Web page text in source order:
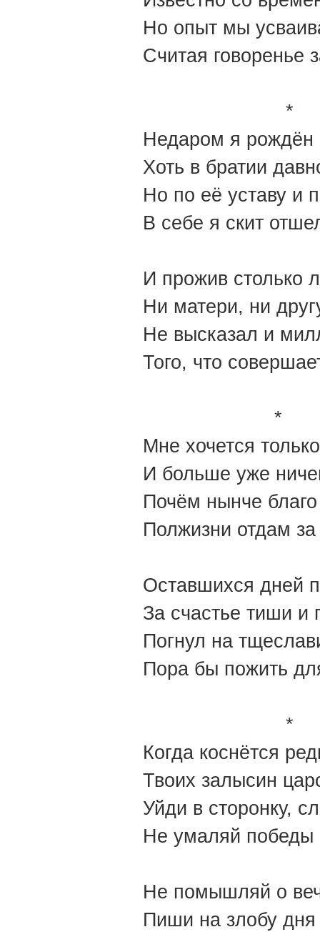
Но опыт мы
Считая говоренье
*
Недаром я рождён
Хоть в братии
Но по её уставу и
В себе я скит
И прожив столько
Ни матери, ни
Не высказал и
Того, что
*
Мне хочется
И больше уже
Почём нынче благо
Полжизни отдам за
Оставшихся дней
За счастье тиши и
Погнул на
Пора бы
*
Когда коснётся
Твоих залысин
Уйди в сторонку,
Не умаляй победы
Не помышляй о
Пиши на злобу